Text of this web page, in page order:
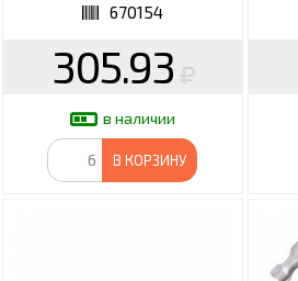
670154
305.93
в наличии
В КОРЗИНУ